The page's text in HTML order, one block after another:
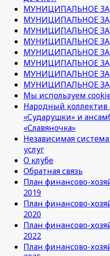
МУНИЦИПАЛЬНОЕ
МУНИЦИПАЛЬНОЕ
МУНИЦИПАЛЬНОЕ
МУНИЦИПАЛЬНОЕ
МУНИЦИПАЛЬНОЕ
МУНИЦИПАЛЬНОЕ
МУНИЦИПАЛЬНОЕ
МУНИЦИПАЛЬНОЕ
Мы используем
Народный
«Сударушки» и
«Славяночка»
Независимая
услуг
О клубе
Обратная связь
План финансово-
2019
План финансово-
2020
План финансово-
2022
План финансово-